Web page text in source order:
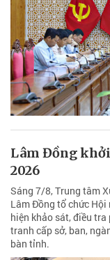
Lâm Đồng
2026
Sáng 7/8, Trung tâm
Lâm Đồng tổ chức
hiện khảo sát, điều
tranh cấp sở, ban,
bàn tỉnh.